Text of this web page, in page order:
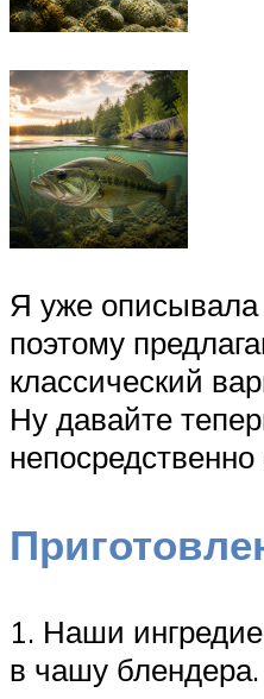
Я уже описывала
поэтому
классический
Ну давайте
1. Наши
в чашу блендера.